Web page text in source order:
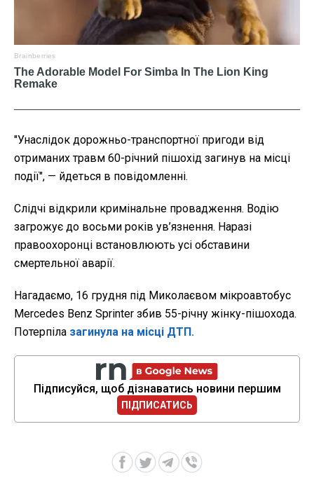
"Унаслідок дорожньо-транспортної пригоди від
отриманих травм 60-річний пішохід загинув на місці
події", — йдеться в повідомленні.
Слідчі відкрили кримінальне провадження. Водію
загрожує до восьми років ув’язнення. Наразі
правоохоронці встановлюють усі обставини
смертельної аварії.
Нагадаємо, 16 грудня під Миколаєвом мікроавтобус
Mercedes Benz Sprinter збив 55-річну жінку-пішохода.
Потерпіла загинула на місці ДТП.
Підписуйся, щоб дізнаватись новини першим
ПІДПИСАТИСЬ